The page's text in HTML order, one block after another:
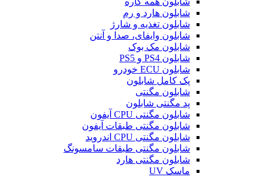
شابلون هارد و رم
شابلون تغذیه و شارژ
شابلون وایفای، صدا و آنتن
شابلون مک بوک
شابلون PS4 و PS5
شابلون ECU خودرو
پک کامل شابلون
شابلون مگنتی
پد مگنتی شابلون
شابلون مگنتی CPU آیفون
شابلون مگنتی طبقات آیفون
شابلون مگنتی CPU اندروید
شابلون مگنتی طبقات سامسونگ
شابلون مگنتی هارد
ماسک UV